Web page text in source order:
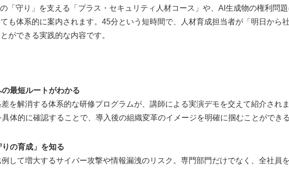
「守り」を支える「プラス・セキュリティ人材コース」や、AI生成物の権利問
も体系的に案内されます。45分という短時間で、人材育成担当者が「明日から
ができる実践的な内容です。
最短ルートがわかる
を解消する体系的な研修プログラムが、講師による実演デモを交えて紹介され
体的に確認することで、導入後の組織変革のイメージを明確に掴むことができ
の育成」を知る
して増大するサイバー攻撃や情報漏洩のリスク。専門部門だけでなく、全社員